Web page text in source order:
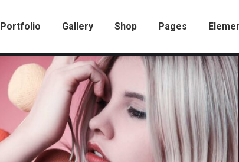
Portfolio Gallery Shop Pages